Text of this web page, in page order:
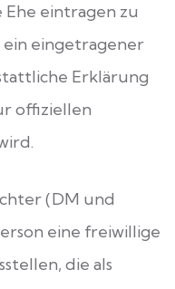
eintragen zu
ein eingetragener
Erklärung
offiziellen
(DM und
eine freiwillige
die als